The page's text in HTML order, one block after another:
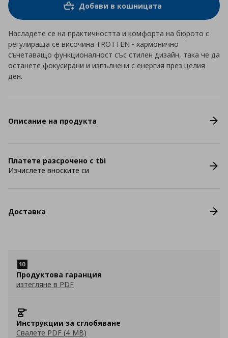
Добави в кошницата
Насладете се на практичността и комфорта на бюрото с
регулираща се височина TROTTEN - хармонично
съчетаващо функционалност със стилен дизайн, така че да
останете фокусирани и изпълнени с енергия през целия
ден.
Описание на продукта
Платете разсрочено с tbi
Изчислете вноските си
Доставка
Продуктова гаранция
изтегляне в PDF
Инструкции за сглобяване
Свалете PDF (4 MB)